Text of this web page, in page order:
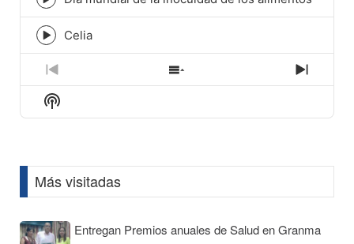
Episode
play
icon
Episode
play
icon
Celia
Previous
Episode
Show
Episodes
Next
Show
Podcast
Más visitadas
Entregan Premios anuales de Salud en Granma